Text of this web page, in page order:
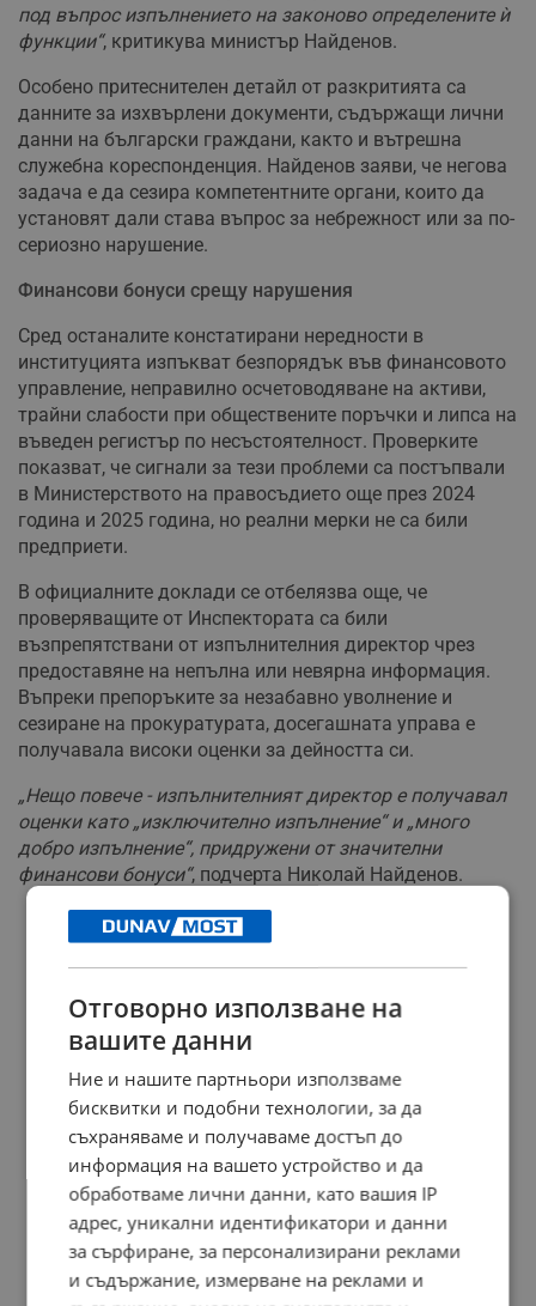
под въпрос изпълнението на законово определените ѝ
функции“, критикува министър Найденов.
Особено притеснителен детайл от разкритията са
данните за изхвърлени документи, съдържащи лични
данни на български граждани, както и вътрешна
служебна кореспонденция. Найденов заяви, че негова
задача е да сезира компетентните органи, които да
установят дали става въпрос за небрежност или за по-
сериозно нарушение.
Финансови бонуси срещу нарушения
Сред останалите констатирани нередности в
институцията изпъкват безпорядък във финансовото
управление, неправилно осчетоводяване на активи,
трайни слабости при обществените поръчки и липса на
въведен регистър по несъстоятелност. Проверките
показват, че сигнали за тези проблеми са постъпвали
в Министерството на правосъдието още през 2024
година и 2025 година, но реални мерки не са били
предприети.
В официалните доклади се отбелязва още, че
проверяващите от Инспектората са били
възпрепятствани от изпълнителния директор чрез
предоставяне на непълна или невярна информация.
Въпреки препоръките за незабавно уволнение и
сезиране на прокуратурата, досегашната управа е
получавала високи оценки за дейността си.
„Нещо повече - изпълнителният директор е получавал
оценки като „изключително изпълнение“ и „много
добро изпълнение“, придружени от значителни
финансови бонуси“, подчерта Николай Найденов.
Отговорно използване на
вашите данни
Ние и нашите партньори използваме
бисквитки и подобни технологии, за да
съхраняваме и получаваме достъп до
информация на вашето устройство и да
обработваме лични данни, като вашия IP
адрес, уникални идентификатори и данни
за сърфиране, за персонализирани реклами
и съдържание, измерване на реклами и